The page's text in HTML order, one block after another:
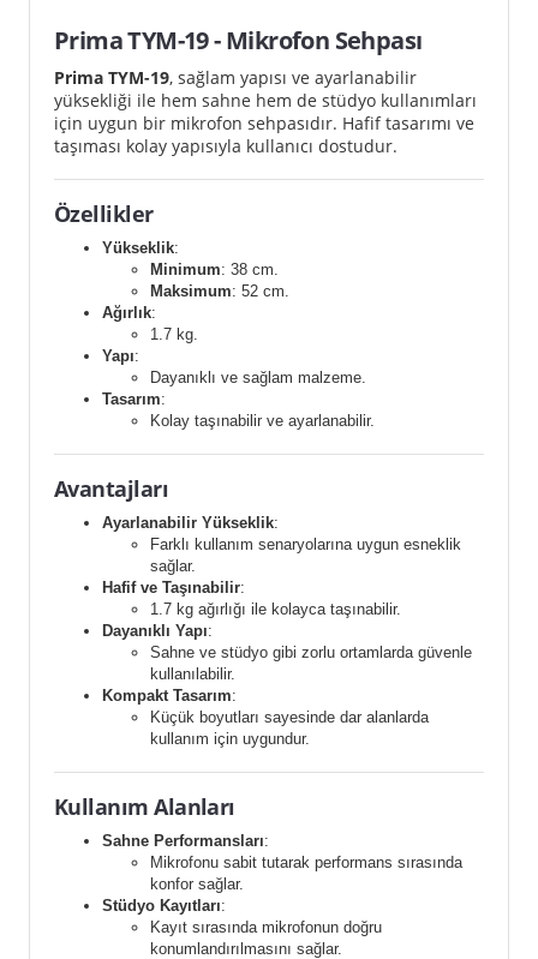
Prima TYM-19 - Mikrofon Sehpası
Prima TYM-19, sağlam yapısı ve ayarlanabilir
yüksekliği ile hem sahne hem de stüdyo kullanımları
için uygun bir mikrofon sehpasıdır. Hafif tasarımı ve
taşıması kolay yapısıyla kullanıcı dostudur.
Özellikler
Yükseklik:
Minimum: 38 cm.
Maksimum: 52 cm.
Ağırlık:
1.7 kg.
Yapı:
Dayanıklı ve sağlam malzeme.
Tasarım:
Kolay taşınabilir ve ayarlanabilir.
Avantajları
Ayarlanabilir Yükseklik:
Farklı kullanım senaryolarına uygun esneklik
sağlar.
Hafif ve Taşınabilir:
1.7 kg ağırlığı ile kolayca taşınabilir.
Dayanıklı Yapı:
Sahne ve stüdyo gibi zorlu ortamlarda güvenle
kullanılabilir.
Kompakt Tasarım:
Küçük boyutları sayesinde dar alanlarda
kullanım için uygundur.
Kullanım Alanları
Sahne Performansları:
Mikrofonu sabit tutarak performans sırasında
konfor sağlar.
Stüdyo Kayıtları:
Kayıt sırasında mikrofonun doğru
konumlandırılmasını sağlar.